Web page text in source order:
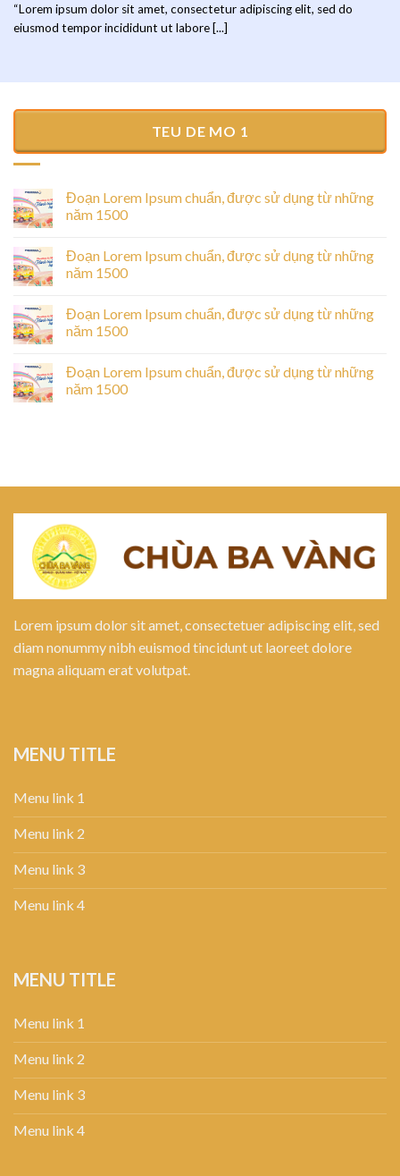
“Lorem ipsum dolor sit amet, consectetur adipiscing elit, sed do
eiusmod tempor incididunt ut labore [...]
TEU DE MO 1
Đoạn Lorem Ipsum chuẩn, được sử dụng từ những
năm 1500
Đoạn Lorem Ipsum chuẩn, được sử dụng từ những
năm 1500
Đoạn Lorem Ipsum chuẩn, được sử dụng từ những
năm 1500
Đoạn Lorem Ipsum chuẩn, được sử dụng từ những
năm 1500
Lorem ipsum dolor sit amet, consectetuer adipiscing elit, sed
diam nonummy nibh euismod tincidunt ut laoreet dolore
magna aliquam erat volutpat.
MENU TITLE
Menu link 1
Menu link 2
Menu link 3
Menu link 4
MENU TITLE
Menu link 1
Menu link 2
Menu link 3
Menu link 4